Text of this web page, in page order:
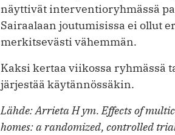
näyttivät interventioryhmässä
Sairaalaan joutumisissa ei ollut
merkitsevästi vähemmän.
Kaksi kertaa viikossa ryhmässä
järjestää käytännössäkin.
Lähde: Arrieta H ym. Effects of
homes: a randomized, controlled